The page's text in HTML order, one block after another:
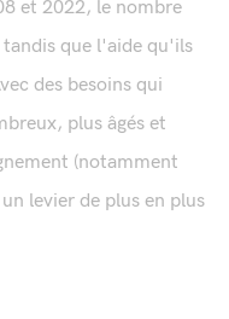
et 2022, le nombre
tandis que l'aide qu'ils
des besoins qui
plus âgés et
(notamment
levier de plus en plus